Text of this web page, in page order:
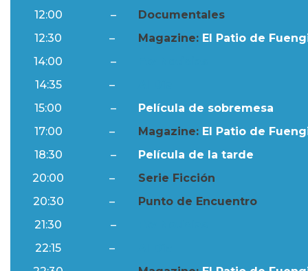
12:00
–
Documentales
12:30
– Magazine: El Patio de
14:00
–
14:35
–
15:00
–
Película de sobremesa
17:00
– Magazine: El Patio de
18:30
–
Película de la tarde
20:00
–
Serie Ficción
20:30
–
Punto de Encuentro
21:30
–
22:15
–